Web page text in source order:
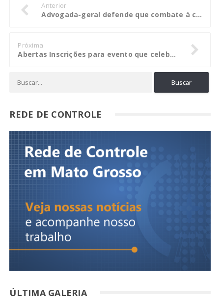
Anterior
Advogada-geral defende que combate à corrupção seja política de Estado
Próxima
Abertas Inscrições para evento que celebra Dia do Arquiteto e Urbanista em Mato Grosso
REDE DE CONTROLE
ÚLTIMA GALERIA